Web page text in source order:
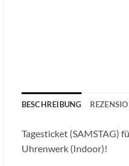
BESCHREIBUNG
Tagesticket (SAMSTAG)
Uhrenwerk (Indoor)!